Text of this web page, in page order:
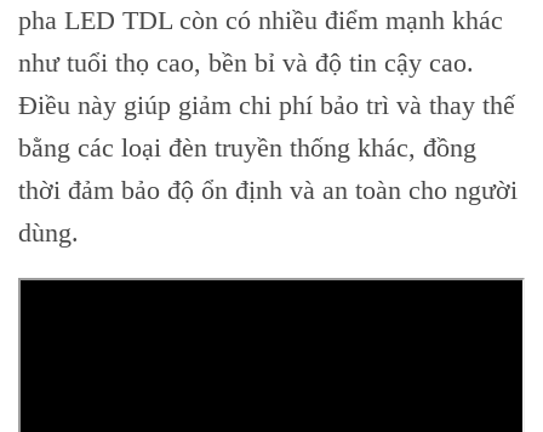
pha LED TDL còn có nhiều điểm mạnh khác
như tuổi thọ cao, bền bỉ và độ tin cậy cao.
Điều này giúp giảm chi phí bảo trì và thay thế
bằng các loại đèn truyền thống khác, đồng
thời đảm bảo độ ổn định và an toàn cho người
dùng.